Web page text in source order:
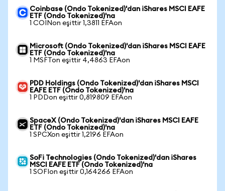
Coinbase (Ondo Tokenized)'dan iShares MSCI EAFE
ETF (Ondo Tokenized)'na
1 COINon eşittir 1,3811 EFAon
Microsoft (Ondo Tokenized)'dan iShares MSCI EAFE
ETF (Ondo Tokenized)'na
1 MSFTon eşittir 4,4863 EFAon
PDD Holdings (Ondo Tokenized)'dan iShares MSCI
EAFE ETF (Ondo Tokenized)'na
1 PDDon eşittir 0,819809 EFAon
SpaceX (Ondo Tokenized)'dan iShares MSCI EAFE
ETF (Ondo Tokenized)'na
1 SPCXon eşittir 1,2196 EFAon
SoFi Technologies (Ondo Tokenized)'dan iShares
MSCI EAFE ETF (Ondo Tokenized)'na
1 SOFIon eşittir 0,164266 EFAon